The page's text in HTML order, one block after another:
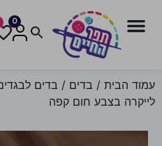
0
עמוד הבית / בדים / בדים
לייקרה בצבע חום קפה